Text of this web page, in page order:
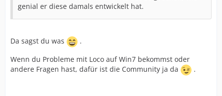
genial er diese damals entwickelt hat.
Da sagst du was
.
Wenn du Probleme mit Loco auf Win7 bekommst oder
andere Fragen hast, dafür ist die Community ja da
.